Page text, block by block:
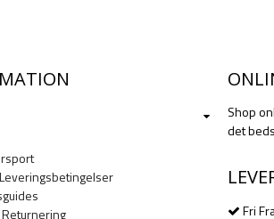
Shop
det
Fri